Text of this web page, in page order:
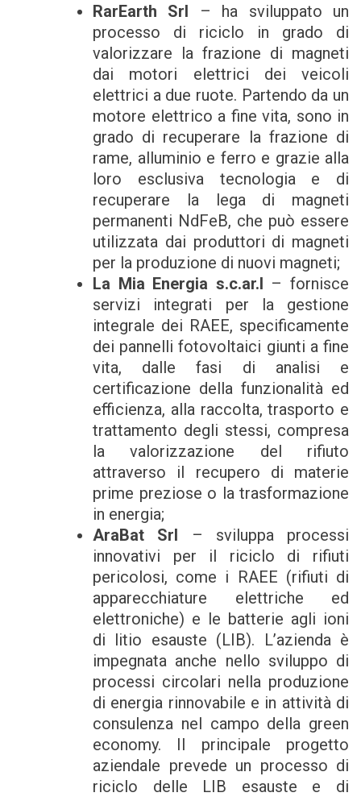
RarEarth Srl – ha sviluppato un
processo di riciclo in grado di
valorizzare la frazione di magneti
dai motori elettrici dei veicoli
elettrici a due ruote. Partendo da un
motore elettrico a fine vita, sono in
grado di recuperare la frazione di
rame, alluminio e ferro e grazie alla
loro esclusiva tecnologia e di
recuperare la lega di magneti
permanenti NdFeB, che può essere
utilizzata dai produttori di magneti
per la produzione di nuovi magneti;
La Mia Energia s.c.ar.l – fornisce
servizi integrati per la gestione
integrale dei RAEE, specificamente
dei pannelli fotovoltaici giunti a fine
vita, dalle fasi di analisi e
certificazione della funzionalità ed
efficienza, alla raccolta, trasporto e
trattamento degli stessi, compresa
la valorizzazione del rifiuto
attraverso il recupero di materie
prime preziose o la trasformazione
in energia;
AraBat Srl – sviluppa processi
innovativi per il riciclo di rifiuti
pericolosi, come i RAEE (rifiuti di
apparecchiature elettriche ed
elettroniche) e le batterie agli ioni
di litio esauste (LIB). L’azienda è
impegnata anche nello sviluppo di
processi circolari nella produzione
di energia rinnovabile e in attività di
consulenza nel campo della green
economy. Il principale progetto
aziendale prevede un processo di
riciclo delle LIB esauste e di